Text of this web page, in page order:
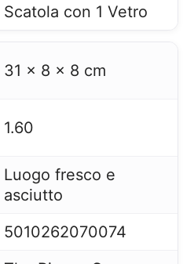
Scatola con 1 Vetro
31 x 8 x 8 cm
1.60
Luogo fresco e
asciutto
5010262070074